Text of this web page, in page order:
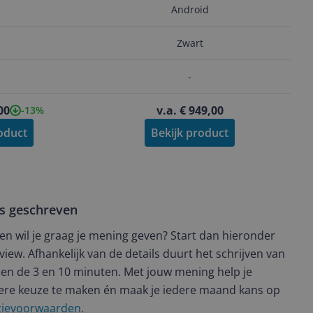
-13%
Android
Zwart
-
v.a. € 949,00
Bekijk product
geschreven
wil je graag je mening geven? Start dan hieronder
Afhankelijk van de details duurt het schrijven van
de 3 en 10 minuten. Met jouw mening help je
keuze te maken én maak je iedere maand kans op